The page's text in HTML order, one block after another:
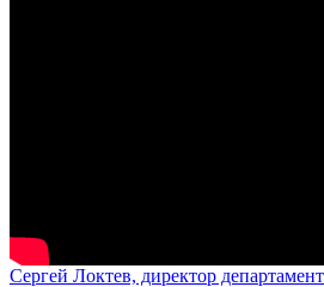
Сергей Локтев, директор